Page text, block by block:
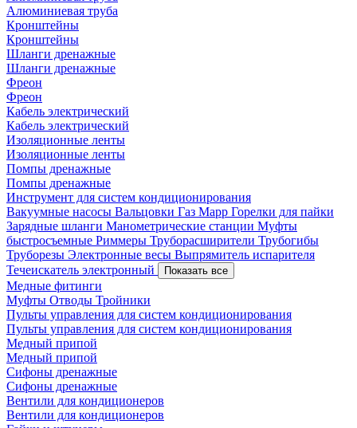
Алюминиевая труба
Кронштейны
Кронштейны
Шланги дренажные
Шланги дренажные
Фреон
Фреон
Кабель электрический
Кабель электрический
Изоляционные ленты
Изоляционные ленты
Помпы дренажные
Помпы дренажные
Инструмент для систем кондиционирования
Вакуумные насосы Вальцовки Газ Mapp Горелки для пайки
Зарядные шланги Манометрические станции Муфты
быстросъемные Риммеры Труборасширители Трубогибы
Труборезы Электронные весы Выпрямитель испарителя
Течеискатель электронный
Показать все
Медные фитинги
Муфты Отводы Тройники
Пульты управления для систем кондиционирования
Пульты управления для систем кондиционирования
Медный припой
Медный припой
Сифоны дренажные
Сифоны дренажные
Вентили для кондиционеров
Вентили для кондиционеров